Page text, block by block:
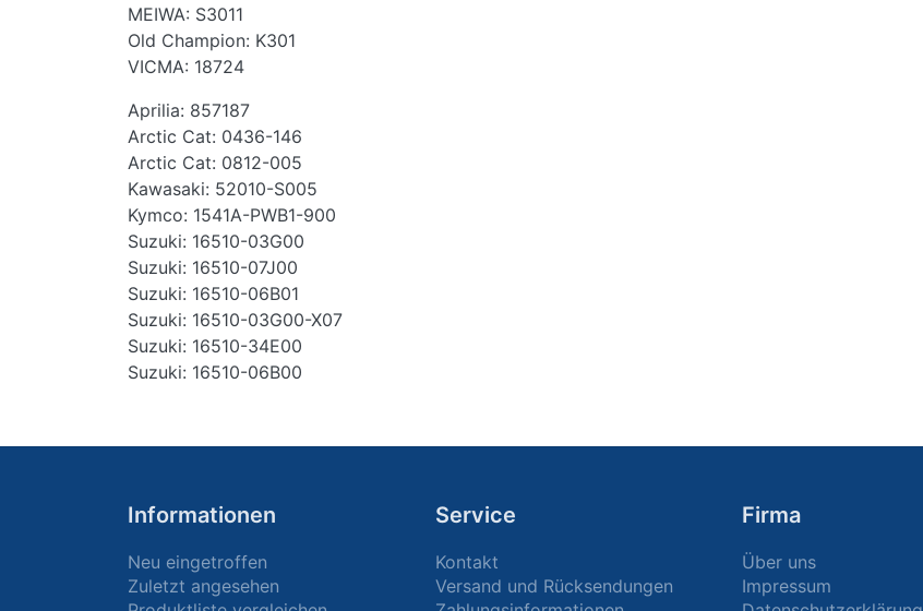
MEIWA: S3011
Old Champion: K301
VICMA: 18724
Aprilia: 857187
Arctic Cat: 0436-146
Arctic Cat: 0812-005
Kawasaki: 52010-S005
Kymco: 1541A-PWB1-900
Suzuki: 16510-03G00
Suzuki: 16510-07J00
Suzuki: 16510-06B01
Suzuki: 16510-03G00-X07
Suzuki: 16510-34E00
Suzuki: 16510-06B00
Informationen
Neu eingetroffen
Zuletzt angesehen
Service
Kontakt
Versand und Rücksendungen
Firma
Über uns
Impressum